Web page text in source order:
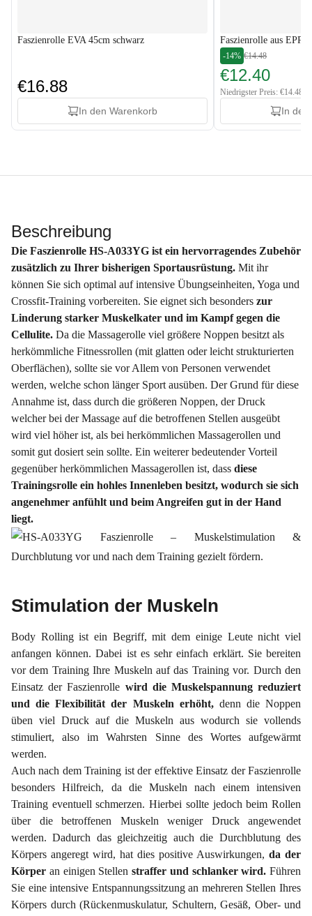
Faszienrolle EVA 45cm schwarz
€16.88
In den Warenkorb
Faszienrolle aus EPP
-14% €14.48
€12.40
Niedrigster Preis: €14.48
In den
Beschreibung
Die Faszienrolle HS-A033YG ist ein hervorragendes Zubehör
zusätzlich zu Ihrer bisherigen Sportausrüstung. Mit ihr
können Sie sich optimal auf intensive Übungseinheiten, Yoga und
Crossfit-Training vorbereiten. Sie eignet sich besonders zur
Linderung starker Muskelkater und im Kampf gegen die
Cellulite. Da die Massagerolle viel größere Noppen besitzt als
herkömmliche Fitnessrollen (mit glatten oder leicht strukturierten
Oberflächen), sollte sie vor Allem von Personen verwendet
werden, welche schon länger Sport ausüben. Der Grund für diese
Annahme ist, dass durch die größeren Noppen, der Druck
welcher bei der Massage auf die betroffenen Stellen ausgeübt
wird viel höher ist, als bei herkömmlichen Massagerollen und
somit gut dosiert sein sollte. Ein weiterer bedeutender Vorteil
gegenüber herkömmlichen Massagerollen ist, dass diese
Trainingsrolle ein hohles Innenleben besitzt, wodurch sie sich
angenehmer anfühlt und beim Angreifen gut in der Hand
liegt.
Stimulation der Muskeln
Body Rolling ist ein Begriff, mit dem einige Leute nicht viel
anfangen können. Dabei ist es sehr einfach erklärt. Sie bereiten
vor dem Training Ihre Muskeln auf das Training vor. Durch den
Einsatz der Faszienrolle wird die Muskelspannung reduziert
und die Flexibilität der Muskeln erhöht, denn die Noppen
üben viel Druck auf die Muskeln aus wodurch sie vollends
stimuliert, also im Wahrsten Sinne des Wortes aufgewärmt
werden.
Auch nach dem Training ist der effektive Einsatz der Faszienrolle
besonders Hilfreich, da die Muskeln nach einem intensiven
Training eventuell schmerzen. Hierbei sollte jedoch beim Rollen
über die betroffenen Muskeln weniger Druck angewendet
werden. Dadurch das gleichzeitig auch die Durchblutung des
Körpers angeregt wird, hat dies positive Auswirkungen, da der
Körper an einigen Stellen straffer und schlanker wird. Führen
Sie eine intensive Entspannungssitzung an mehreren Stellen Ihres
Körpers durch (Rückenmuskulatur, Schultern, Gesäß, Ober- und